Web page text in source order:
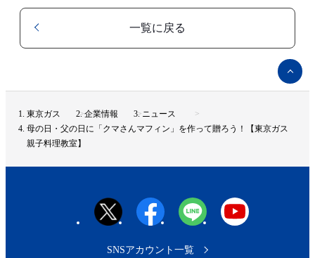
一覧に戻る
ペ
ー
ジ
ッ
東京ガス 企業情報
ニュース
母の日・父の日に「クマさんマフィン」を作って贈ろう！【東京ガス
親子料理教室】
SNSアカウント一覧